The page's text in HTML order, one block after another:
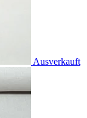
Ausverkauft